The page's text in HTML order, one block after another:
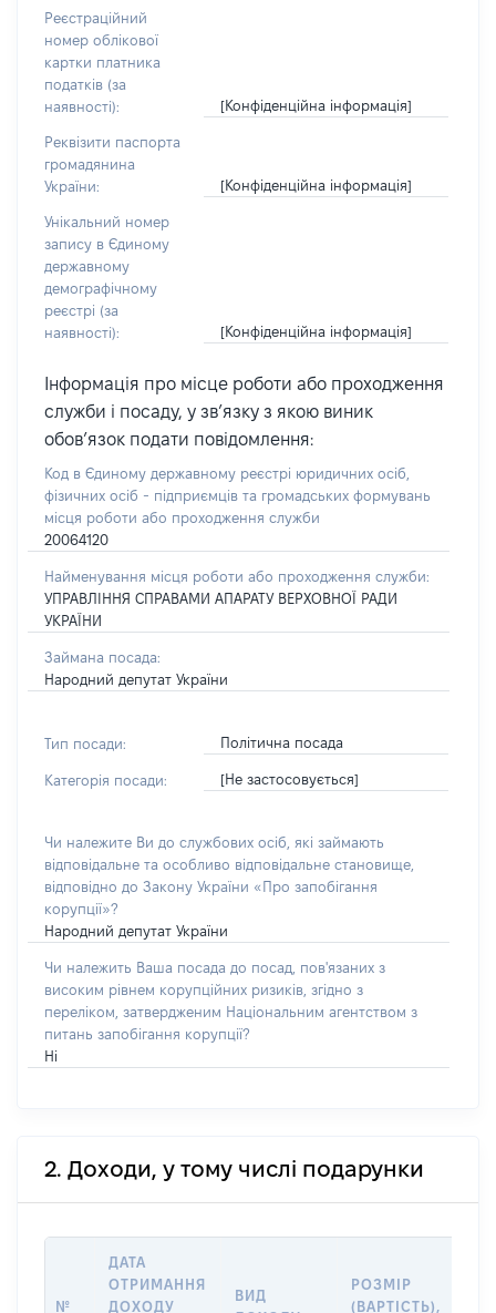
Реєстраційний
номер облікової
картки платника
податків (за
наявності):
[Конфіденційна інформація]
Реквізити паспорта
громадянина
України:
[Конфіденційна інформація]
Унікальний номер
запису в Єдиному
державному
демографічному
реєстрі (за
наявності):
[Конфіденційна інформація]
Інформація про місце роботи або проходження
служби і посаду, у зв’язку з якою виник
обов’язок подати повідомлення:
Код в Єдиному державному реєстрі юридичних осіб,
фізичних осіб - підприємців та громадських формувань
місця роботи або проходження служби
20064120
Найменування місця роботи або проходження служби:
УПРАВЛІННЯ СПРАВАМИ АПАРАТУ ВЕРХОВНОЇ РАДИ
УКРАЇНИ
Займана посада:
Народний депутат України
Тип посади: Політична посада
Категорія посади: [Не застосовується]
Чи належите Ви до службових осіб, які займають
відповідальне та особливо відповідальне становище,
відповідно до Закону України «Про запобігання
корупції»?
Народний депутат України
Чи належить Ваша посада до посад, пов'язаних з
високим рівнем корупційних ризиків, згідно з
переліком, затвердженим Національним агентством з
питань запобігання корупції?
Ні
2. Доходи, у тому числі подарунки
№
ДАТА
ОТРИМАННЯ
ДОХОДУ
ВИД
РОЗМІР
(ВАРТІСТЬ),